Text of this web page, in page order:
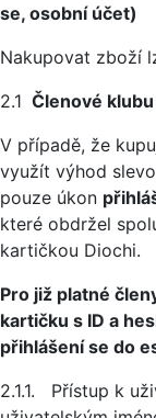
se, osobní účet)
Nakupovat zboží
2.1 Členové
V případě, že
využít výhod
pouze úkon
které obdržel
kartičkou Diochi.
Pro již platné
kartičku s ID a
přihlášení se do
2.1.1. Přístup k